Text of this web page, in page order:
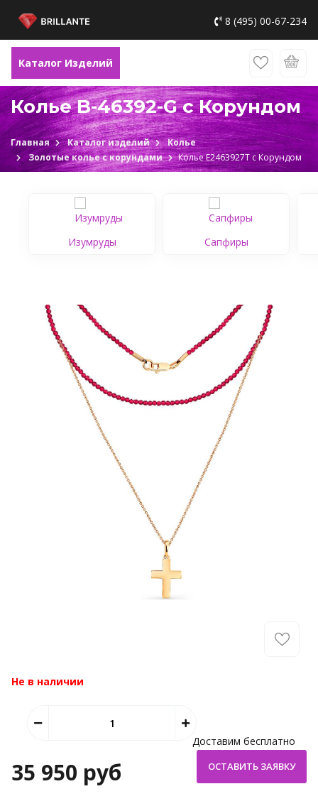
8 (495) 00-67-234
Каталог Изделий
Колье B-46392-G c Корундом
Главная Каталог изделий
Колье
Золотые колье с корундами
Колье Е2463927Т c Корундом
Изумруды Сапфиры
Не в наличии
35 950 руб
Доставим бесплатно